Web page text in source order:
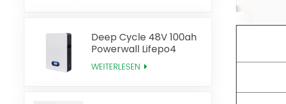
Deep Cycle 48V 100ah
Powerwall Lifepo4
Solarbatterie
WEITERLESEN